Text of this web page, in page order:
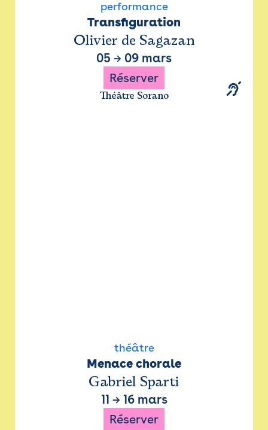
performance
Transfiguration
Olivier de Sagazan
05 → 09 mars
Réserver
Théâtre Sorano
théâtre
Menace chorale
Gabriel Sparti
11 → 16 mars
Réserver